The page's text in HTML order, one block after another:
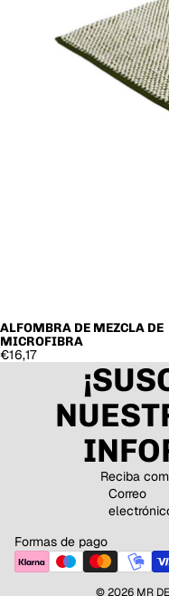
ALFOMBRA DE MEZCLA DE
MICROFIBRA
€16,17
Reciba
Correo
Formas de pago
© 2026 MR